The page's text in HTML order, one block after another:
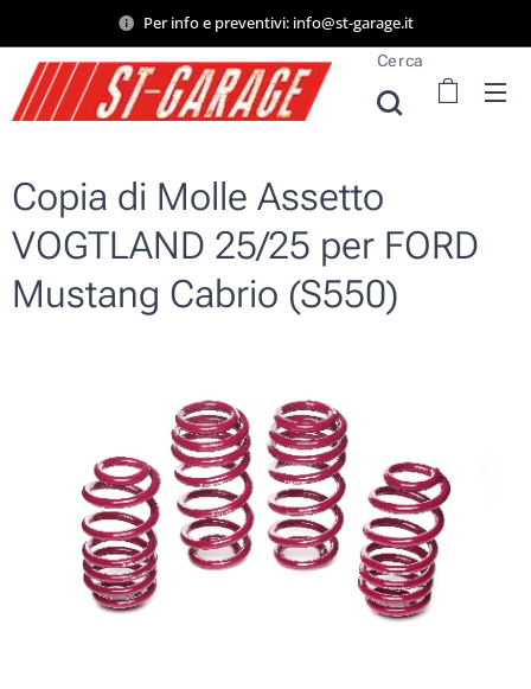
Per info e preventivi: info@st-garage.it
Cerca
Copia di Molle Assetto
VOGTLAND 25/25 per FORD
Mustang Cabrio (S550)